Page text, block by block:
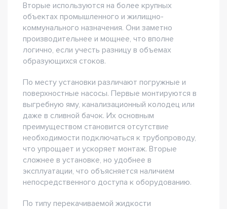
Вторые используются на более крупных
объектах промышленного и жилищно-
коммунального назначения. Они заметно
производительнее и мощнее, что вполне
логично, если учесть разницу в объемах
образующихся стоков.
По месту установки различают погружные и
поверхностные насосы. Первые монтируются в
выгребную яму, канализационный колодец или
даже в сливной бачок. Их основным
преимуществом становится отсутствие
необходимости подключаться к трубопроводу,
что упрощает и ускоряет монтаж. Вторые
сложнее в установке, но удобнее в
эксплуатации, что объясняется наличием
непосредственного доступа к оборудованию.
По типу перекачиваемой жидкости